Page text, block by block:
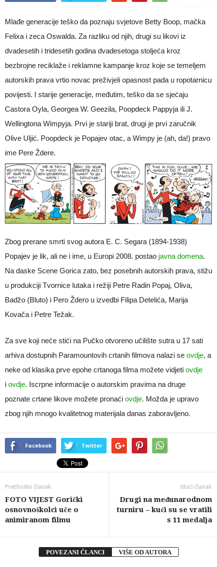
Mlađe generacije teško da poznaju svjetove Betty Boop, mačka
Felixa i zeca Oswalda. Za razliku od njih, drugi su likovi iz
dvadesetih i tridesetih godina dvadesetoga stoljeća kroz
bezbrojne reciklaže i reklamne kampanje kroz koje se temeljem
autorskih prava vrtio novac preživjeli opasnost pada u ropotarnicu
povijesti. I starije generacije, međutim, teško da se sjećaju
Castora Oyla, Georgea W. Geezila, Poopdeck Pappyja ili J.
Wellingtona Wimpyja. Prvi je stariji brat, drugi je prvi zaručnik
Olive Uljić. Poopdeck je Popajev otac, a Wimpy je (ah, da!) pravo
ime Pere Ždere.
Zbog prerane smrti svog autora E. C. Segara (1894-1938)
Popajev je lik, ali ne i ime, u Europi 2008. postao javna domena.
Na daske Scene Gorica zato, bez posebnih autorskih prava, stižu
u produkciji Tvornice lutaka i režiji Petre Radin Popaj, Oliva,
Badžo (Bluto) i Pero Ždero u izvedbi Filipa Detelića, Marija
Kovača i Petre Težak.
Za sve koji neće stići na Pučko otvoreno učilište sutra u 17 sati
arhiva dostupnih Paramountovih crtanih filmova nalazi se ovdje, a
neke od klasika prve epohe crtanoga filma možete vidjeti ovdje
i ovdje. Iscrpne informacije o autorskim pravima na druge
poznate crtane likove možete pronaći ovdje. Možda je upravo
zbog njih mnogo kvalitetnog materijala danas zaboravljeno.
Facebook Twitter
Prethodni članak
FOTO VIJEST Gorički
osnovnoškolci uče o
animiranom filmu
Idući članak
Drugi na međunarodnom
turniru – kući su se vratili
s 11 medalja
POVEZANI ČLANCI VIŠE OD AUTORA